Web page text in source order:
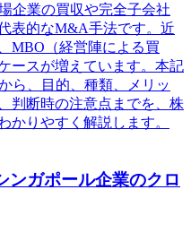
企業の買収や完全子会社
表的なM&A手法です。近
MBO（経営陣による買
ースが増えています。本記
ら、目的、種類、メリッ
判断時の注意点までを、株
かりやすく解説します。
ンガポール企業のクロ